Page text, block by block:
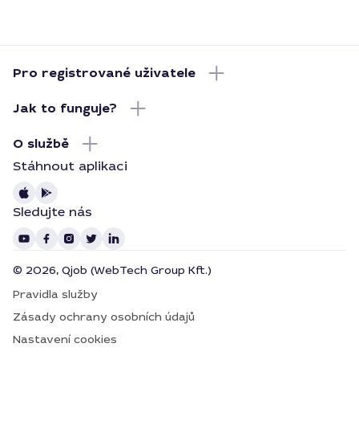
Pro registrované uživatele
Jak to funguje?
O službě
Stáhnout aplikaci
Sledujte nás
© 2026, Qjob (WebTech Group Kft.)
Pravidla služby
Zásady ochrany osobních údajů
Nastavení cookies